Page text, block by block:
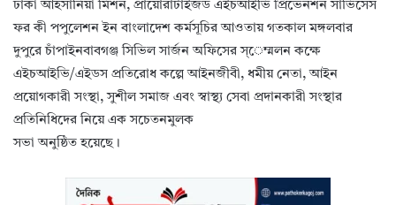
ঢাকা আহসানিয়া মিশন, প্রায়োরাটাইজড এইচআইভি প্রিভেনশন সার্ভিসেস
ফর কী পপুলেশন ইন বাংলাদেশ কর্মসূচির আওতায় গতকাল মঙ্গলবার
দুপুরে চাঁপাইনবাবগঞ্জ সিভিল সার্জন অফিসের স্েম্মলন কক্ষে
এইচআইভি/এইডস প্রতিরোধ কল্পে আইনজীবী, ধমীয় নেতা, আইন
প্রয়োগকারী সংস্থা, সুশীল সমাজ এবং স্বাস্থ্য সেবা প্রদানকারী সংস্থার
প্রতিনিধিদের নিয়ে এক সচেতনমুলক
সভা অনুষ্ঠিত হয়েছে।